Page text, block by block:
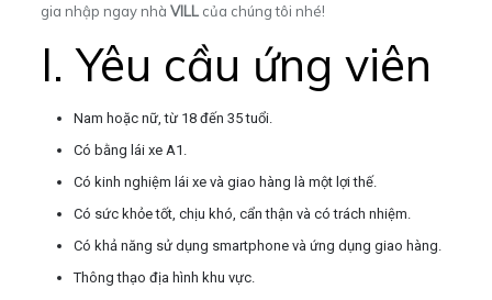
gia nhập ngay nhà VILL của chúng tôi nhé!
I. Yêu cầu ứng viên
Nam hoặc nữ, từ 18 đến 35 tuổi.
Có bằng lái xe A1.
Có kinh nghiệm lái xe và giao hàng là một lợi thế.
Có sức khỏe tốt, chịu khó, cẩn thận và có trách nhiệm.
Có khả năng sử dụng smartphone và ứng dụng giao hàng.
Thông thạo địa hình khu vực.